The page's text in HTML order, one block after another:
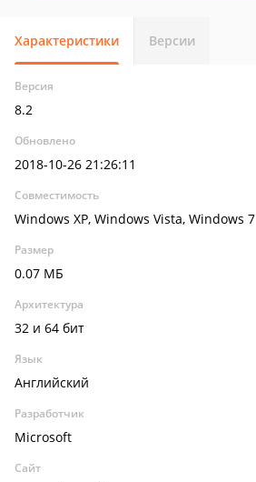
Характеристики Версии
Версия
8.2
Обновлено
2018-10-26 21:26:11
Совместимость
Windows XP, Windows Vista, Windows 7
Размер
0.07 МБ
Архитектура
32 и 64 бит
Язык
Английский
Разработчик
Microsoft
Сайт